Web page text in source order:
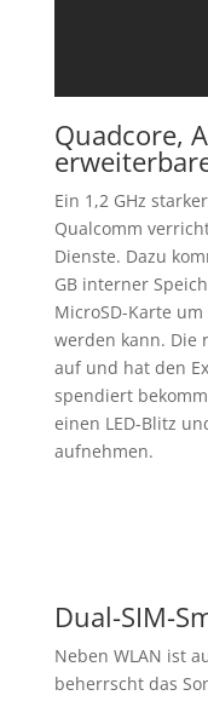
Quadcore,
Ein 1,2 GHz
Qualcomm
Dienste. Dazu
GB interner
MicroSD-Karte
werden kann. Die
auf und hat den
spendiert
einen LED-Blitz
aufnehmen.
Dual-SIM-
Neben WLAN ist
beherrscht das